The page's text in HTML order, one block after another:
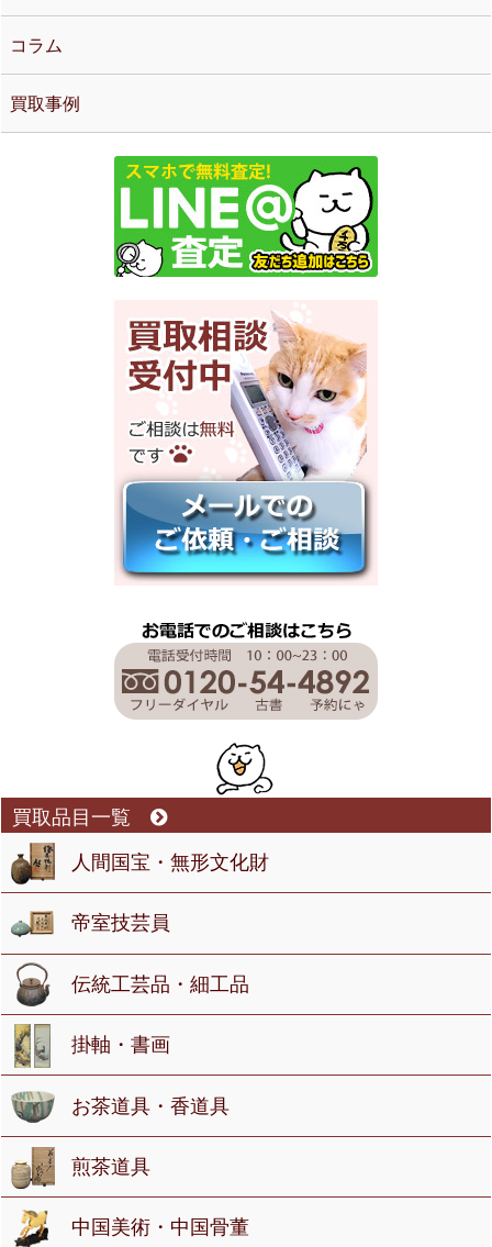
コラム
買取事例
買取品目一覧
人間国宝・無形文化財
帝室技芸員
伝統工芸品・細工品
掛軸・書画
お茶道具・香道具
煎茶道具
中国美術・中国骨董